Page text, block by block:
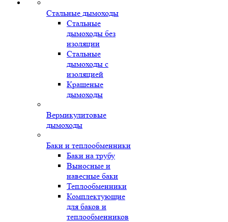
Стальные дымоходы
Стальные
дымоходы без
изоляции
Стальные
дымоходы с
изоляцией
Крашеные
дымоходы
Вермикулитовые
дымоходы
Баки и теплообменники
Баки на трубу
Выносные и
навесные баки
Теплообменники
Комплектующие
для баков и
теплообменников